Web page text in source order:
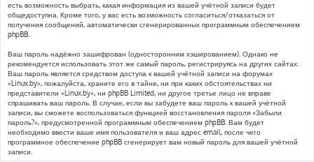
есть возможность выбрать, какая информация из вашей учётной записи будет
общедоступна. Кроме того, у вас есть возможность согласиться/отказаться от
получения сообщений, автоматически сгенерированных программным обеспечением
phpBB.
Ваш пароль надёжно зашифрован (односторонним хэшированием). Однако не
рекомендуется использовать этот же самый пароль, регистрируясь на других сайтах.
Ваш пароль является средством доступа к вашей учётной записи на форумах
«Linux.by», пожалуйста, храните его в тайне, ни при каких обстоятельствах ни
представители «Linux.by», ни phpBB Limited, ни другое третье лицо не вправе
спрашивать ваш пароль. В случае, если вы забудете ваш пароль к вашей учётной
записи, вы сможете воспользоваться функцией восстановления пароля «Забыли
пароль?», предусмотренной программным обеспечением phpBB. Вам будет
необходимо ввести ваше имя пользователя и ваш адрес email, после чего
программное обеспечение phpBB сгенерирует вам новый пароль для вашей учётной
записи.